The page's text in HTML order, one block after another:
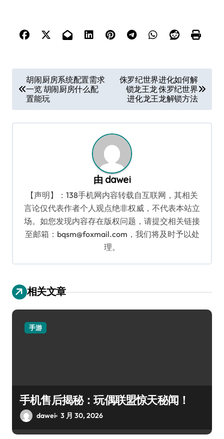
章
导
航
胡闹厨房系统配置需求
一览 胡闹厨房什么配
置能玩
侏罗纪世界进化如何解
锁龙王龙 侏罗纪世界
进化龙王龙解锁方法
由 dawei
【声明】：138手机网内容转载自互联网，其相关
言论仅代表作者个人观点绝非权威，不代表本站立
场。如您发现内容存在版权问题，请提交相关链接
至邮箱：bqsm@foxmail.com，我们将及时予以处
理。
相关文章
手游
手机售后揭秘：玩偶联盟惊天秘闻！
dawei 3 月 30, 2026